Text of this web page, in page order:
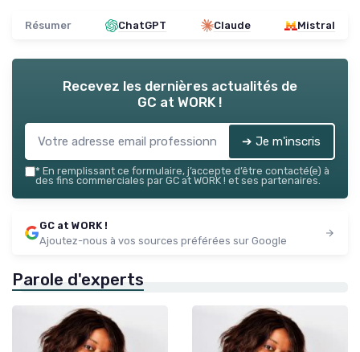
Résumer ChatGPT Claude Mistral
Recevez les dernières actualités de
GC at WORK !
➔ Je m'inscris
* En remplissant ce formulaire, j’accepte d’être contacté(e) à
des fins commerciales par GC at WORK ! et ses partenaires.
GC at WORK !
Ajoutez-nous à vos sources préférées sur Google
Parole d'experts